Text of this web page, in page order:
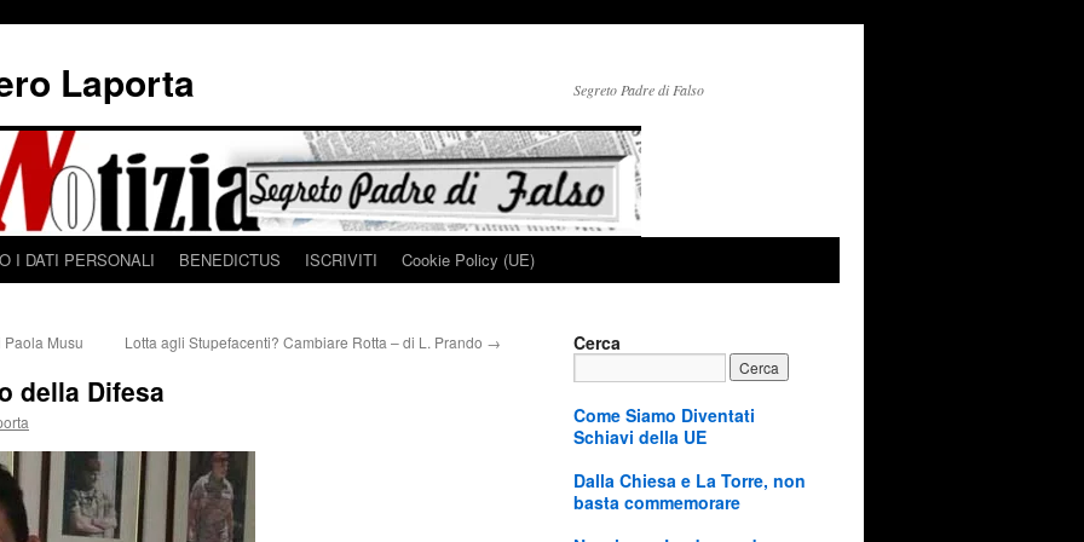
Laporta Segreto Padre di Falso
I DATI PERSONALI BENEDICTUS ISCRIVITI Cookie Policy (UE)
Paola Musu Lotta agli Stupefacenti? Cambiare Rotta – di L. Prando →
della Difesa
Cerca
Come Siamo Diventati
Schiavi della UE
Dalla Chiesa e La Torre, non
basta commemorare